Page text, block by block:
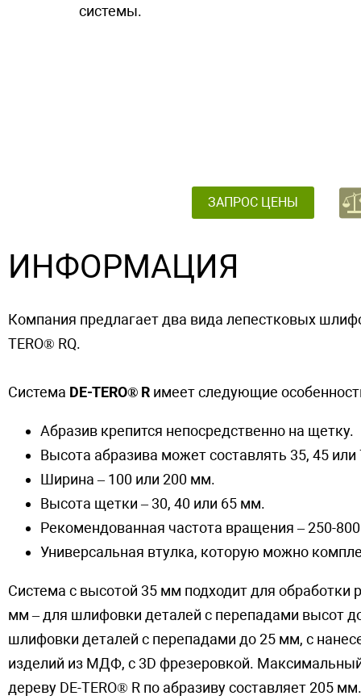
системы.
ЗАПРОС ЦЕНЫ
ИНФОРМАЦИЯ
Компания предлагает два вида лепестковых
TERO® RQ.
Система DE-TERO® R имеет следующие
Абразив крепится непосредственно на щетку.
Высота абразива может составлять 35, 45
Ширина – 100 или 200 мм.
Высота щетки – 30, 40 или 65 мм.
Рекомендованная частота вращения – 250-
Универсальная втулка, которую можно
Система с высотой 35 мм подходит для обработки
мм – для шлифовки деталей с перепадами высот
шлифовки деталей с перепадами до 25 мм, с
изделий из МДФ, с 3D фрезеровкой.
дереву DE-TERO® R по абразиву составляет 205